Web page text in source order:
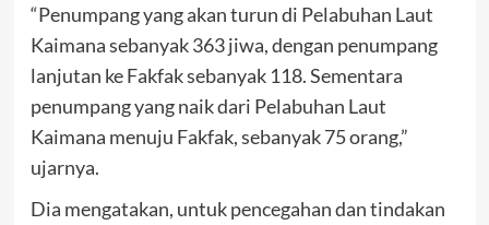
“Penumpang yang akan turun di Pelabuhan Laut
Kaimana sebanyak 363 jiwa, dengan penumpang
lanjutan ke Fakfak sebanyak 118. Sementara
penumpang yang naik dari Pelabuhan Laut
Kaimana menuju Fakfak, sebanyak 75 orang,”
ujarnya.
Dia mengatakan, untuk pencegahan dan tindakan